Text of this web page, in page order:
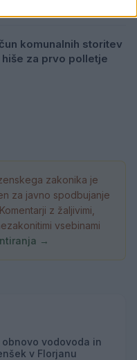
komunalnih storitev
za prvo polletje
zakonika je
za javno spodbujanje
z žaljivimi,
vsebinami
→
vodovoda in
v Florjanu